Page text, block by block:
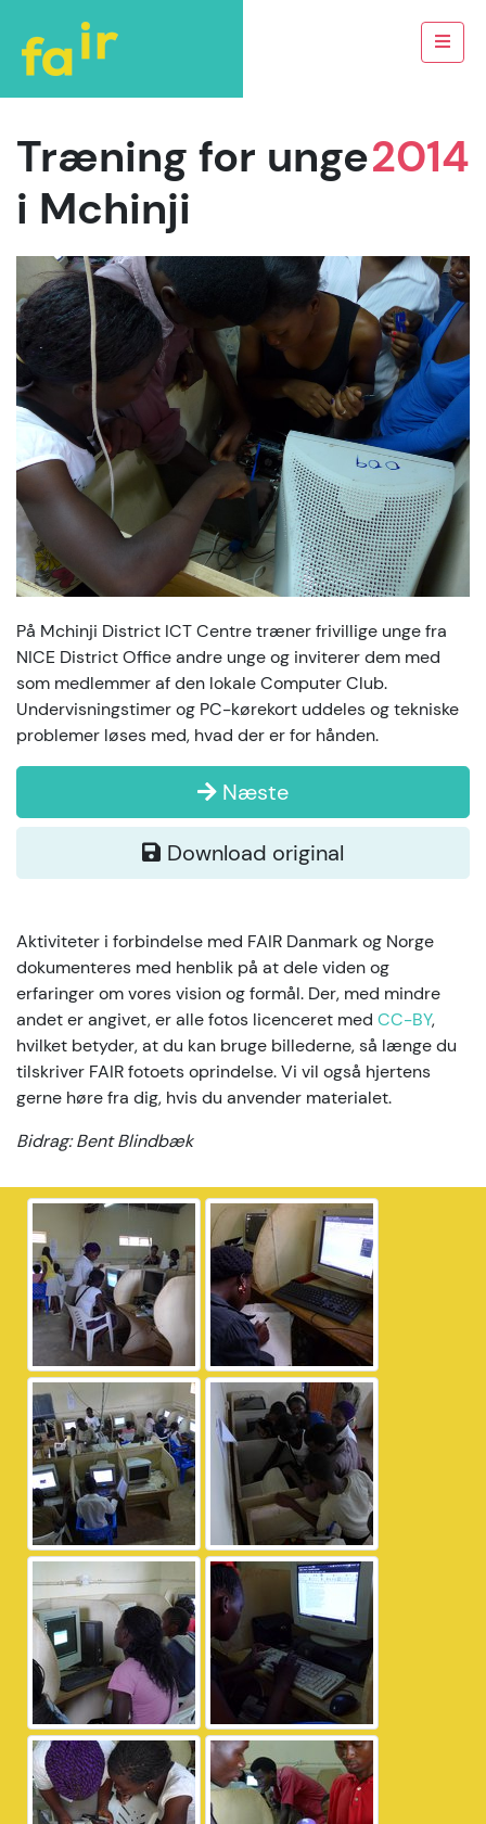
2014
Træning for unge
i Mchinji
På Mchinji District ICT Centre træner frivillige unge fra
NICE District Office andre unge og inviterer dem med
som medlemmer af den lokale Computer Club.
Undervisningstimer og PC-kørekort uddeles og tekniske
problemer løses med, hvad der er for hånden.
Næste
Download original
Aktiviteter i forbindelse med FAIR Danmark og Norge
dokumenteres med henblik på at dele viden og
erfaringer om vores vision og formål. Der, med mindre
andet er angivet, er alle fotos licenceret med CC-BY,
hvilket betyder, at du kan bruge billederne, så længe du
tilskriver FAIR fotoets oprindelse. Vi vil også hjertens
gerne høre fra dig, hvis du anvender materialet.
Bidrag: Bent Blindbæk